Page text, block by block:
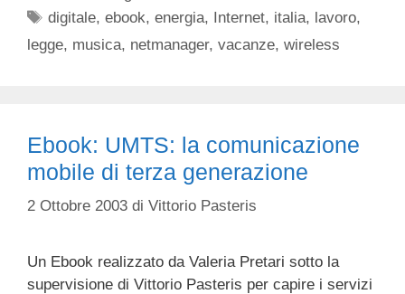
Tag
digitale,ebook,energia, Internet, italia, lavoro,
legge, musica, netmanager, vacanze, wireless
Ebook: UMTS: la comunicazione
mobile di terza generazione
2 Ottobre 2003 di Vittorio Pasteris
Un Ebook realizzato da Valeria Pretari sotto la
supervisione di Vittorio Pasteris per capire i servizi